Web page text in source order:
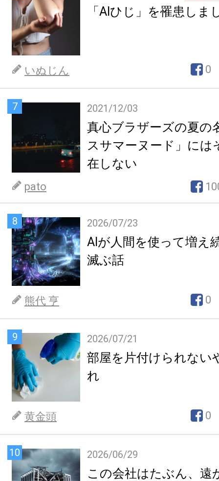
「AIひじ」を罹患しま
いぬじん 0
7 2021/12/03
真心ブラザーズの夏の
スサマーヌード」には
在しない
pato
8 2026/07/23
AIが人間を使って増え
滅ぶ話
熊代 亨 0
9 2026/07/21
部屋を片付けられない
れ
黄金頭 0
10 2026/06/29
この会社はたぶん、遠